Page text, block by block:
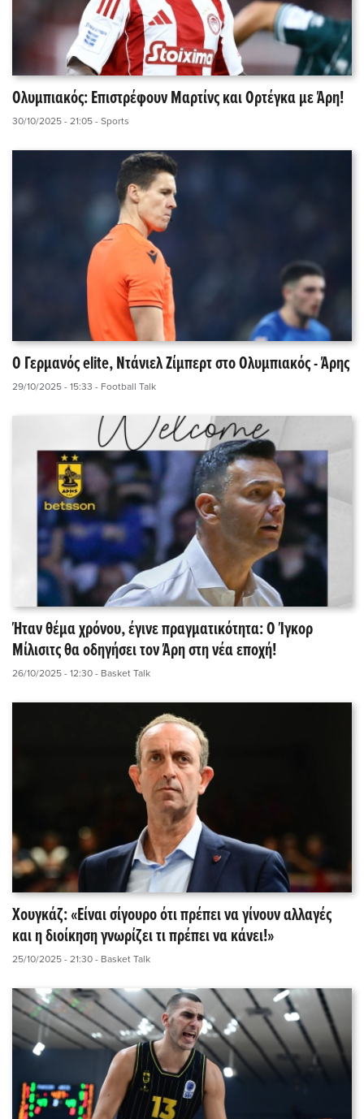
Ολυμπιακός: Επιστρέφουν Μαρτίνς και Ορτέγκα με Άρη!
30/10/2025 - 21:05 - Sports
Ο Γερμανός elite, Ντάνιελ Ζίμπερτ στο Ολυμπιακός - Άρης
29/10/2025 - 15:33 - Football Talk
Ήταν θέμα χρόνου, έγινε πραγματικότητα: Ο Ίγκορ
Μίλισιτς θα οδηγήσει τον Άρη στη νέα εποχή!
26/10/2025 - 12:30 - Basket Talk
Χουγκάζ: «Είναι σίγουρο ότι πρέπει να γίνουν αλλαγές
και η διοίκηση γνωρίζει τι πρέπει να κάνει!»
25/10/2025 - 21:30 - Basket Talk